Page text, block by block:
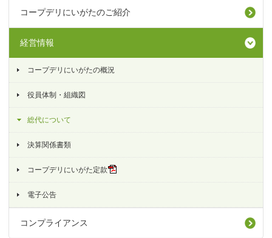
コープデリにいがたのご紹介
経営情報
コープデリにいがたの概況
役員体制・組織図
総代について
決算関係書類
コープデリにいがた定款
電子公告
コンプライアンス